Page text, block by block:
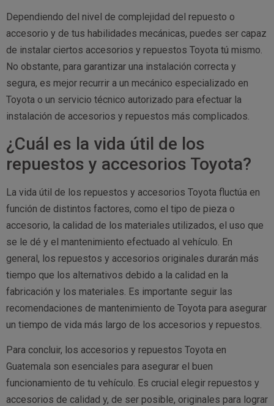
Dependiendo del nivel de complejidad del repuesto o
accesorio y de tus habilidades mecánicas, puedes ser capaz
de instalar ciertos accesorios y repuestos Toyota tú mismo.
No obstante, para garantizar una instalación correcta y
segura, es mejor recurrir a un mecánico especializado en
Toyota o un servicio técnico autorizado para efectuar la
instalación de accesorios y repuestos más complicados.
¿Cuál es la vida útil de los
repuestos y accesorios Toyota?
La vida útil de los repuestos y accesorios Toyota fluctúa en
función de distintos factores, como el tipo de pieza o
accesorio, la calidad de los materiales utilizados, el uso que
se le dé y el mantenimiento efectuado al vehículo. En
general, los repuestos y accesorios originales durarán más
tiempo que los alternativos debido a la calidad en la
fabricación y los materiales. Es importante seguir las
recomendaciones de mantenimiento de Toyota para asegurar
un tiempo de vida más largo de los accesorios y repuestos.
Para concluir, los accesorios y repuestos Toyota en
Guatemala son esenciales para asegurar el buen
funcionamiento de tu vehículo. Es crucial elegir repuestos y
accesorios de calidad y, de ser posible, originales para lograr